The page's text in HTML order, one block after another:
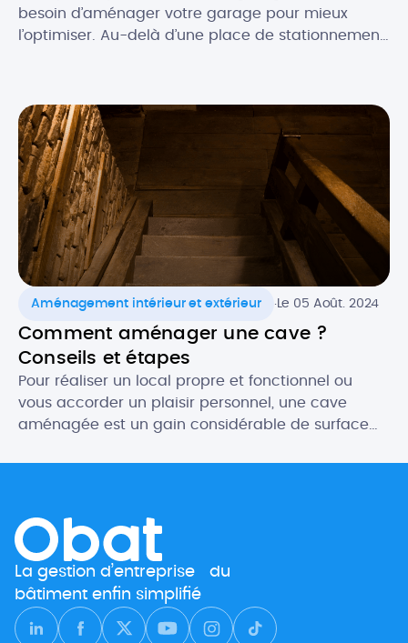
besoin d’aménager votre garage pour mieux
l’optimiser. Au-delà d’une place de stationnement,
de bricolage, stockage, dressing ou encore
buanderie, voire l’exploiter en pièce de […]
Aménagement intérieur et extérieur Le 05 Août. 2024
Comment aménager une cave ?
Conseils et étapes
Pour réaliser un local propre et fonctionnel ou
vous accorder un plaisir personnel, une cave
aménagée est un gain considérable de surface
cave sont multiples pour créer des espaces
le soin nécessaire, le résultat est souvent bluffant !
[…]
La gestion d’entreprise du
bâtiment enfin simplifié